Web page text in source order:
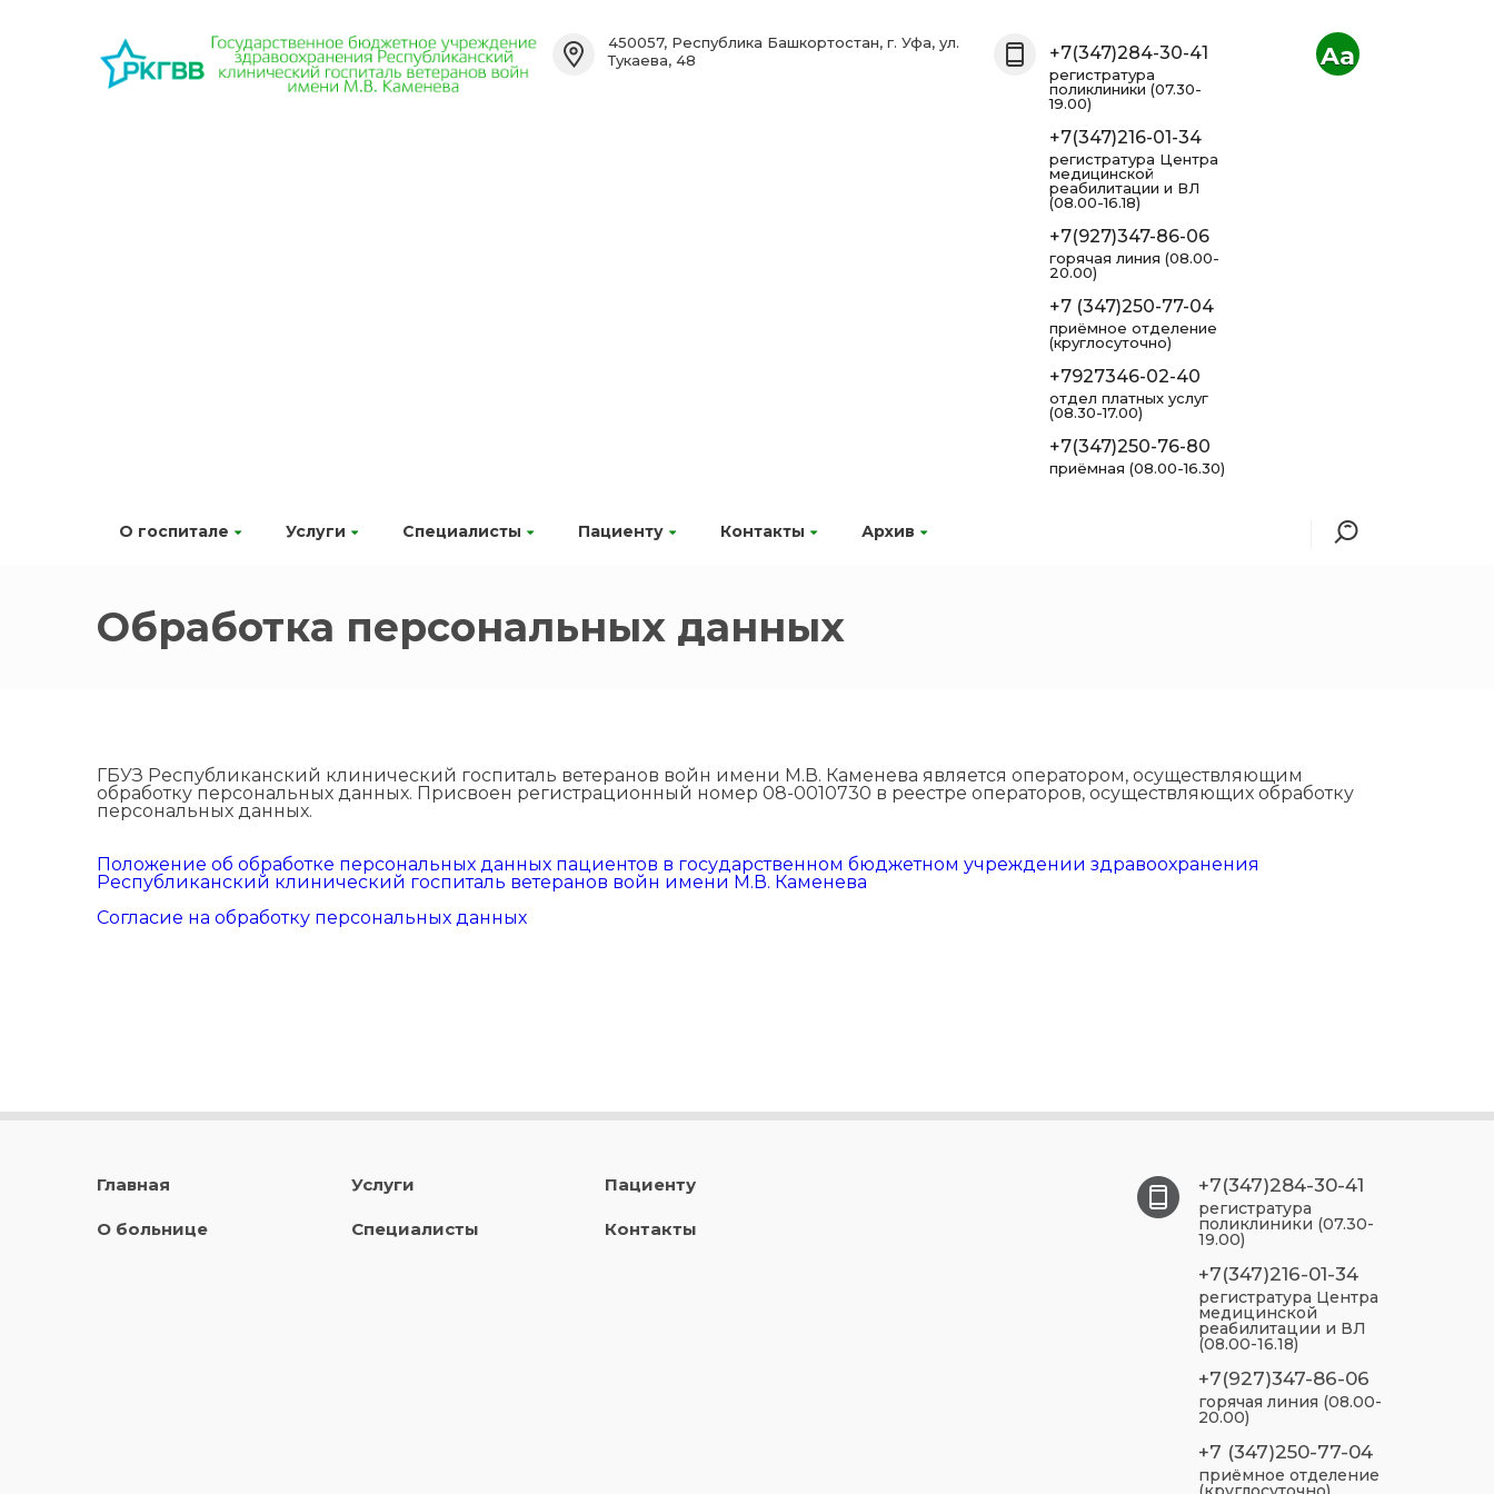
О госпитале Услуги Специалисты Пациенту Контакты Архив
450057, Республика Башкортостан, г. Уфа, ул.
Тукаева, 48
+7(347)284-30-41
регистратура
поликлиники (07.30-
19.00)
+7(347)216-01-34
регистратура Центра
медицинской
реабилитации и ВЛ
(08.00-16.18)
+7(927)347-86-06
горячая линия (08.00-
20.00)
+7 (347)250-77-04
приёмное отделение
(круглосуточно)
+7927346-02-40
отдел платных услуг
(08.30-17.00)
+7(347)250-76-80
приёмная (08.00-16.30)
Aa
Обработка персональных данных
ГБУЗ Республиканский клинический госпиталь ветеранов войн имени М.В. Каменева является оператором, осуществляющим
обработку персональных данных. Присвоен регистрационный номер 08-0010730 в реестре операторов, осуществляющих обработку
персональных данных.
Положение об обработке персональных данных пациентов в государственном бюджетном учреждении здравоохранения
Республиканский клинический госпиталь ветеранов войн имени М.В. Каменева
Согласие на обработку персональных данных
Главная
О больнице
Услуги
Специалисты
Пациенту
Контакты
+7(347)284-30-41
регистратура
поликлиники (07.30-
19.00)
+7(347)216-01-34
регистратура Центра
медицинской
реабилитации и ВЛ
(08.00-16.18)
+7(927)347-86-06
горячая линия (08.00-
20.00)
+7 (347)250-77-04
приёмное отделение